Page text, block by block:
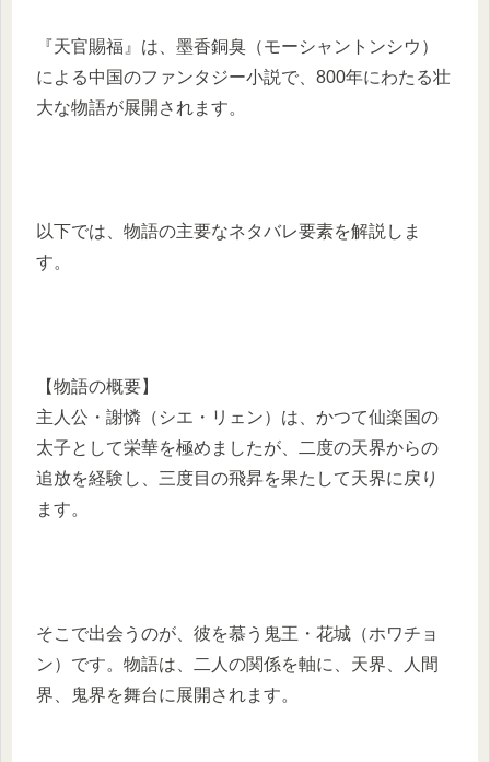
『天官賜福』は、墨香銅臭（モーシャントンシウ）
による中国のファンタジー小説で、800年にわたる壮
大な物語が展開されます。
以下では、物語の主要なネタバレ要素を解説しま
す。
【物語の概要】
主人公・謝憐（シエ・リェン）は、かつて仙楽国の
太子として栄華を極めましたが、二度の天界からの
追放を経験し、三度目の飛昇を果たして天界に戻り
ます。
そこで出会うのが、彼を慕う鬼王・花城（ホワチョ
ン）です。物語は、二人の関係を軸に、天界、人間
界、鬼界を舞台に展開されます。